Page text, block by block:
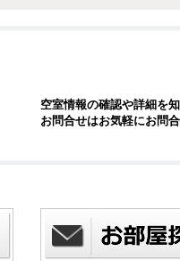
空室情報の確認や詳細を
お問合せはお気軽にお問